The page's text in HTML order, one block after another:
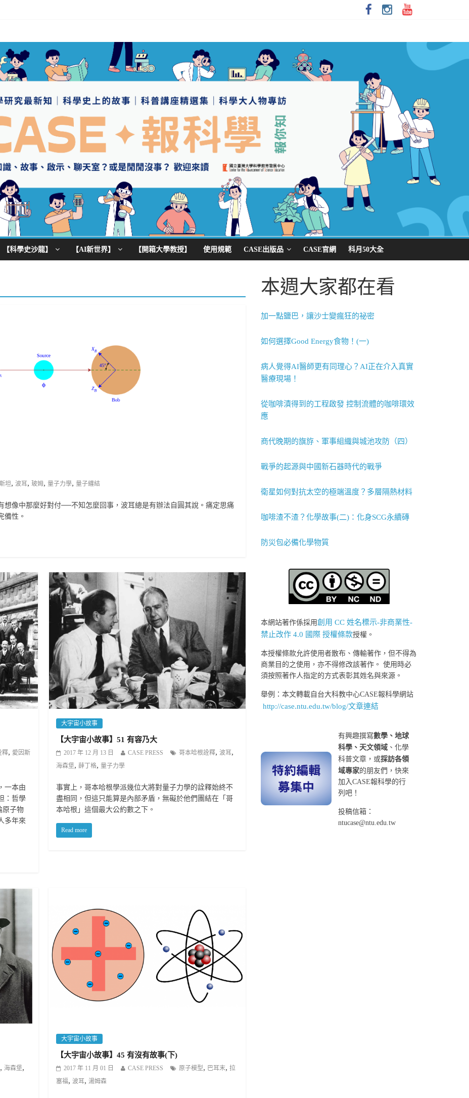
【科學史沙龍】 【AI新世界】 【開箱大學教授】 使用規範 CASE出版品 CASE官網 科月50大全
坦, 波耳, 玻姆, 量子力學, 量子纏結
想像中那麼好對付──不知怎麼回事，波耳總是有辦法自圓其說。痛定思痛
備性。
釋, 愛因斯
一本由
：哲學
原子物
多年來
大宇宙小故事
【大宇宙小故事】51 有容乃大
2017 年 12 月 13 日 CASE PRESS 哥本哈根詮釋,波耳,
海森堡,薛丁格,量子力學
事實上，哥本哈根學派幾位大將對量子力學的詮釋始終不
盡相同，但這只能算是內部矛盾，無礙於他們團結在「哥
本哈根」這個最大公約數之下。
Read more
, 海森堡,
大宇宙小故事
【大宇宙小故事】45 有沒有故事(下)
2017 年 11 月 01 日 CASE PRESS 原子模型, 巴耳末,拉
塞福,波耳,湯姆森
本週大家都在看
加一點鹽巴，讓沙士變瘋狂的祕密
如何選擇Good Energy食物！(一)
病人覺得AI醫師更有同理心？AI正在介入真實
醫療現場！
從咖啡漬得到的工程啟發 控制流體的咖啡環效
應
商代晚期的旗斿、軍事組織與城池攻防（四）
戰爭的起源與中國新石器時代的戰爭
衛星如何對抗太空的極端溫度？多層隔熱材料
咖啡渣不渣？化學故事(二)：化身SCG永續磚
防災包必備化學物質
本網站著作係採用創用 CC 姓名標示-非商業性-
禁止改作 4.0 國際 授權條款授權。
本授權條款允許使用者散布、傳輸著作，但不得為
商業目的之使用，亦不得修改該著作。 使用時必
須按照著作人指定的方式表彰其姓名與來源。
舉例：本文轉載自台大科教中心CASE報科學網站
http://case.ntu.edu.tw/blog/文章連結
有興趣撰寫數學、地球
科學、天文領域 、化學
科普文章，或採訪各領
域專家的朋友們，快來
加入CASE報科學的行
列吧！
投稿信箱：
ntucase@ntu.edu.tw